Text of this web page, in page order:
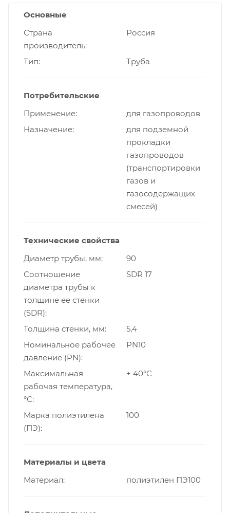
Основные
Страна
производитель
Россия
Тип Труба
Потребительские
Применение
для газопроводов
Назначение
для подземной
прокладки
газопроводов
(транспортировки
газов и
газосодержащих
смесей)
Технические свойства
Диаметр трубы, мм
90
Cоотношение
диаметра трубы к
толщине ее стенки
(SDR)
SDR 17
Толщина стенки, мм
5,4
Номинальное рабочее
давление (PN)
PN10
Максимальная
рабочая температура,
°С
+ 40°С
Марка полиэтилена
(ПЭ)
100
Материалы и цвета
Материал
полиэтилен ПЭ100